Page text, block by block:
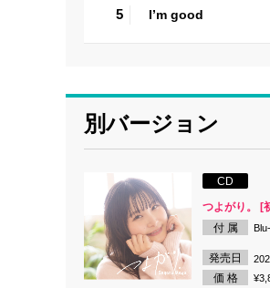
5 I’m good
別バージョン
CD
つよがり。 [
付 属
発売日
価 格